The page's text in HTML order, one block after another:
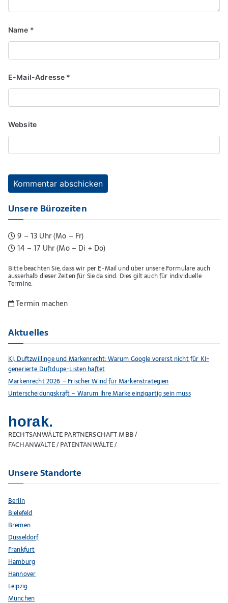
Name *
E-Mail-Adresse *
Website
Unsere Bürozeiten
9 – 13 Uhr (Mo – Fr)
14 – 17 Uhr (Mo – Di + Do)
Bitte beachten Sie, dass wir per E-Mail und über unsere Formulare auch
ausserhalb dieser Zeiten für Sie da sind. Dies gilt auch für individuelle
Termine.
Termin machen
Aktuelles
KI, Duftzwillinge und Markenrecht: Warum Google vorerst nicht für KI-
generierte Duftdupe-Listen haftet
Markenrecht 2026 – Frischer Wind für Markenstrategien
Unterscheidungskraft – Warum Ihre Marke einzigartig sein muss
horak.
RECHTSANWÄLTE PARTNERSCHAFT MBB /
FACHANWÄLTE / PATENTANWÄLTE /
Unsere Standorte
Berlin
Bielefeld
Bremen
Düsseldorf
Frankfurt
Hamburg
Hannover
Leipzig
München